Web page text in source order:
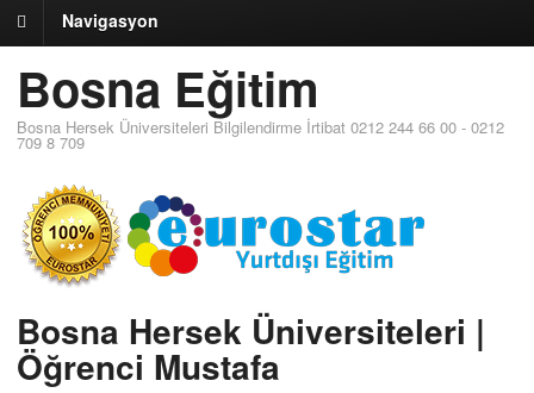
Navigasyon
Bosna Eğitim
Bosna Hersek Üniversiteleri Bilgilendirme İrtibat 0212 244 66 00 - 0212
709 8 709
Bosna Hersek Üniversiteleri |
Öğrenci Mustafa